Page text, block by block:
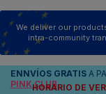
We deliver our
intra-community
ENNVÍOS GRATIS A
PINK CLUB
HORARIO DE